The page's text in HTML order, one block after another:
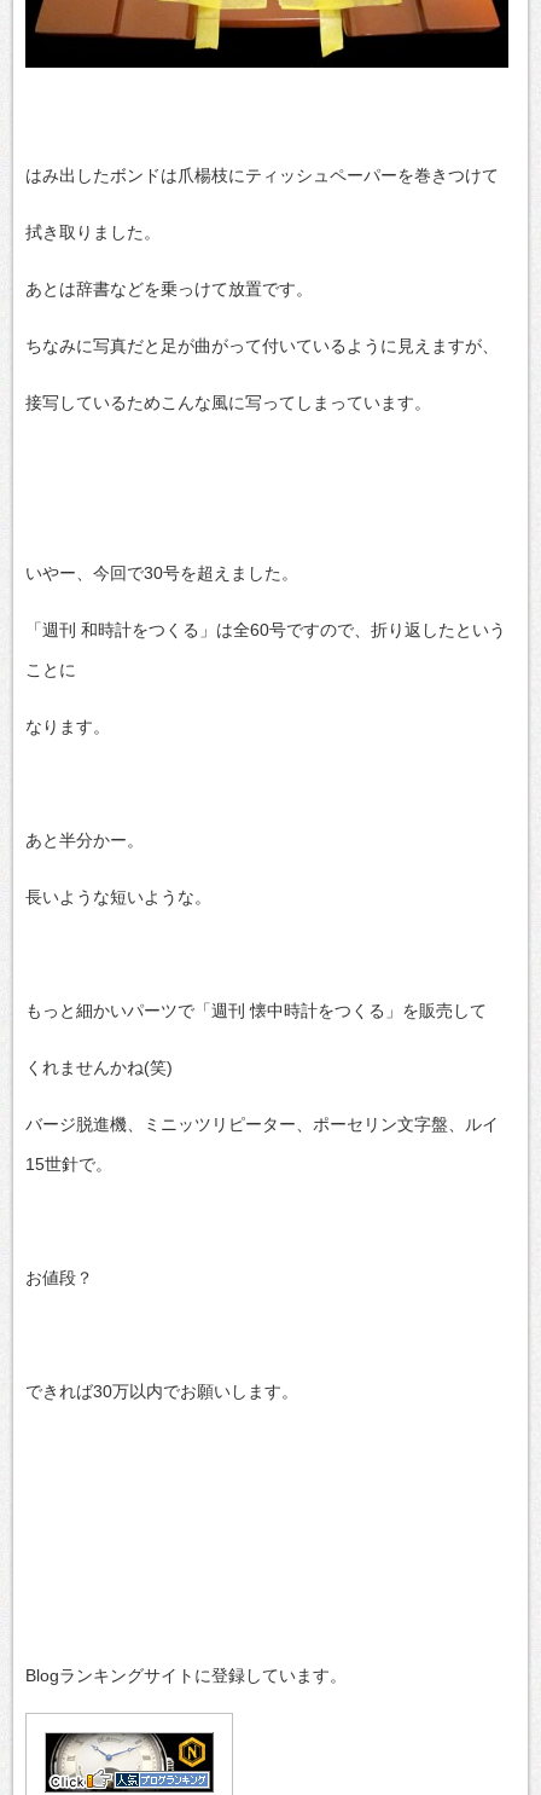
はみ出したボンドは爪楊枝にティッシュペーパーを巻きつけて
拭き取りました。
あとは辞書などを乗っけて放置です。
ちなみに写真だと足が曲がって付いているように見えますが、
接写しているためこんな風に写ってしまっています。
いやー、今回で30号を超えました。
「週刊 和時計をつくる」は全60号ですので、折り返したという
ことに
なります。
あと半分かー。
長いような短いような。
もっと細かいパーツで「週刊 懐中時計をつくる」を販売して
くれませんかね(笑)
バージ脱進機、ミニッツリピーター、ポーセリン文字盤、ルイ
15世針で。
お値段？
できれば30万以内でお願いします。
Blogランキングサイトに登録しています。